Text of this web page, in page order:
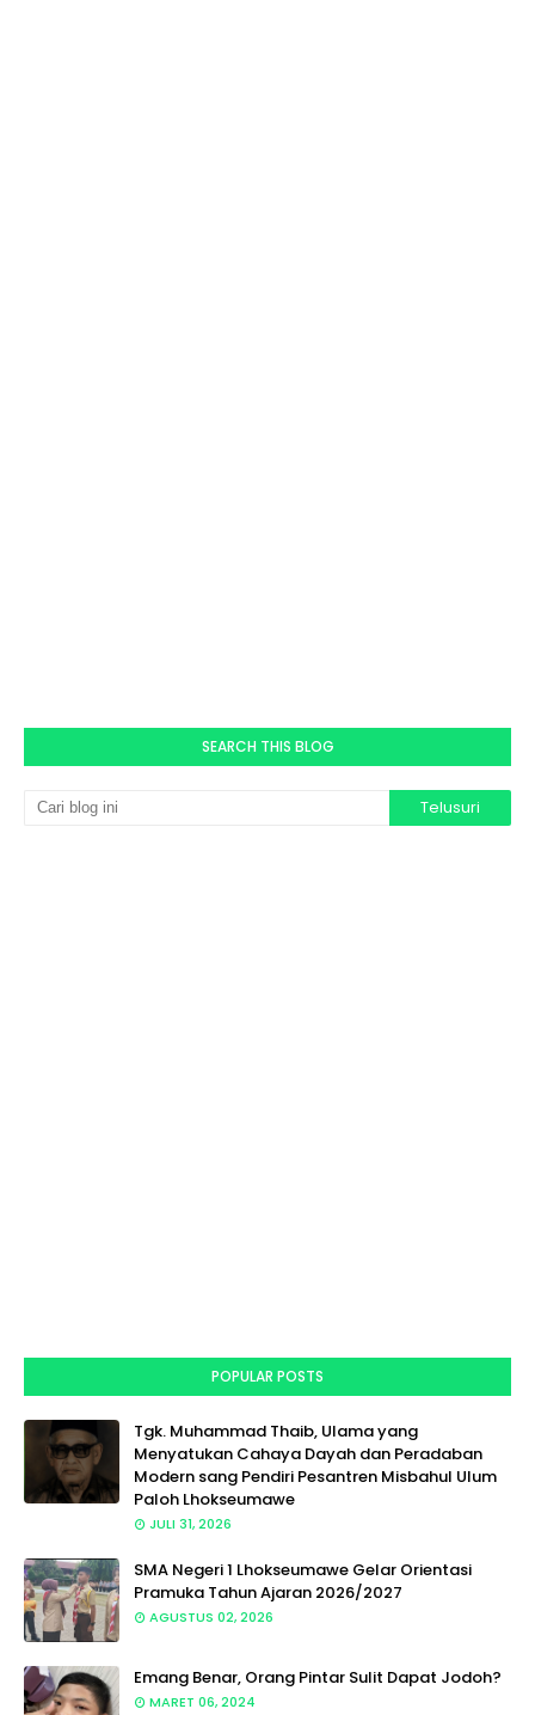
SEARCH THIS BLOG
POPULAR POSTS
Tgk. Muhammad Thaib, Ulama yang
Menyatukan Cahaya Dayah dan Peradaban
Modern sang Pendiri Pesantren Misbahul Ulum
Paloh Lhokseumawe
JULI 31, 2026
SMA Negeri 1 Lhokseumawe Gelar Orientasi
Pramuka Tahun Ajaran 2026/2027
AGUSTUS 02, 2026
Emang Benar, Orang Pintar Sulit Dapat Jodoh?
MARET 06, 2024